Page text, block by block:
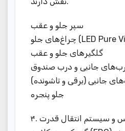
سپر جلو و عقب
گلگیرهای جلو و عقب
جانبی و درب صندوق
جانبی (برقی و تاشونده)
جلو پنجره
و سیستم انتقال قدرت